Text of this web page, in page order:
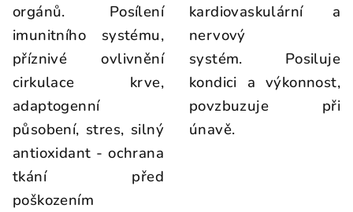
orgánů. Posílení
imunitního systému,
příznivé ovlivnění
cirkulace krve,
adaptogenní
působení, stres, silný
antioxidant - ochrana
tkání před
poškozením
kardiovaskulární a
nervový
systém. Posiluje
kondici a výkonnost,
povzbuzuje při
únavě.